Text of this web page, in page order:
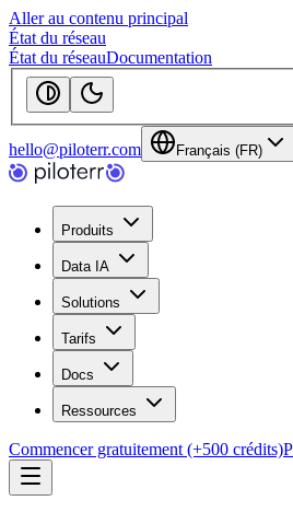
Aller au contenu principal
État du réseau
État du réseauDocumentation
hello@piloterr.com Français (FR)
Produits
Data IA
Solutions
Tarifs
Docs
Ressources
Commencer gratuitement (+500 crédits)